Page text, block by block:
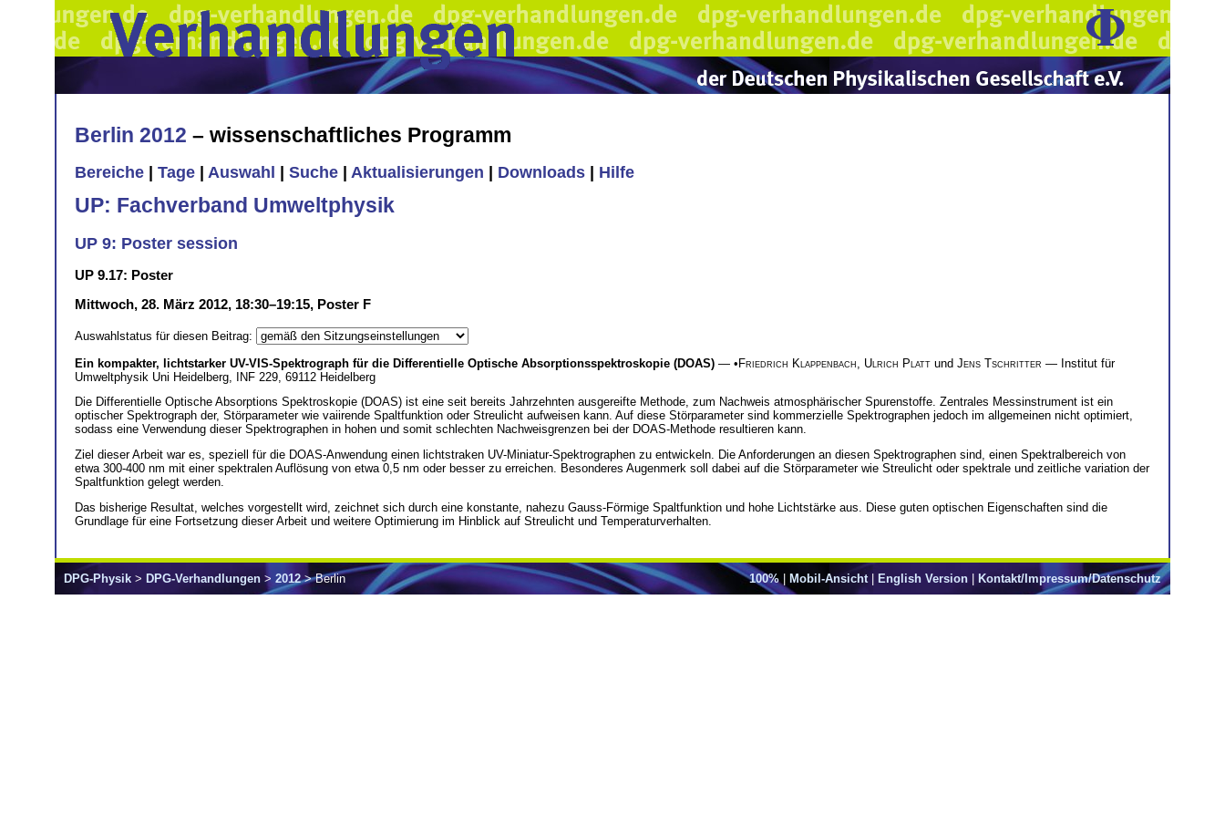
Berlin 2012 – wissenschaftliches Programm
Bereiche Tage Auswahl Suche Aktualisierungen Downloads Hilfe
UP: Fachverband Umweltphysik
UP 9: Poster session
UP 9.17: Poster
Mittwoch, 28. März 2012, 18:30–19:15, Poster F
Auswahlstatus für diesen Beitrag:
Ein kompakter, lichtstarker UV-VIS-Spektrograph für die Differentielle Optische Absorptionsspektroskopie (DOAS) — •Friedrich Klappenbach Ulrich Platt und Jens Tschritter — Institut für
Umweltphysik Uni Heidelberg, INF 229, 69112 Heidelberg
Die Differentielle Optische Absorptions Spektroskopie (DOAS) ist eine seit bereits Jahrzehnten ausgereifte Methode, zum Nachweis atmosphärischer Spurenstoffe. Zentrales Messinstrument ist ein
optischer Spektrograph der, Störparameter wie vaiirende Spaltfunktion oder Streulicht aufweisen kann. Auf diese Störparameter sind kommerzielle Spektrographen jedoch im allgemeinen nicht optimiert,
sodass eine Verwendung dieser Spektrographen in hohen und somit schlechten Nachweisgrenzen bei der DOAS-Methode resultieren kann.
Ziel dieser Arbeit war es, speziell für die DOAS-Anwendung einen lichtstraken UV-Miniatur-Spektrographen zu entwickeln. Die Anforderungen an diesen Spektrographen sind, einen Spektralbereich von
etwa 300-400 nm mit einer spektralen Auflösung von etwa 0,5 nm oder besser zu erreichen. Besonderes Augenmerk soll dabei auf die Störparameter wie Streulicht oder spektrale und zeitliche variation der
Spaltfunktion gelegt werden.
Das bisherige Resultat, welches vorgestellt wird, zeichnet sich durch eine konstante, nahezu Gauss-Förmige Spaltfunktion und hohe Lichtstärke aus. Diese guten optischen Eigenschaften sind die
Grundlage für eine Fortsetzung dieser Arbeit und weitere Optimierung im Hinblick auf Streulicht und Temperaturverhalten.
100%| Mobil-Ansicht | English Version | Kontakt/Impressum/Datenschutz
DPG-Physik > DPG-Verhandlungen > 2012> Berlin